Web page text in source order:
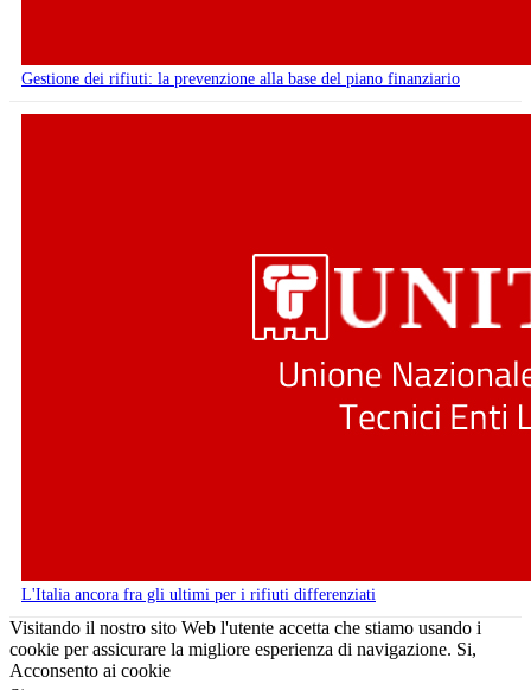
Gestione dei rifiuti: la prevenzione alla base del piano finanziario
L'Italia ancora fra gli ultimi per i rifiuti differenziati
Visitando il nostro sito Web l'utente accetta che stiamo usando i
cookie per assicurare la migliore esperienza di navigazione. Si,
Acconsento ai cookie